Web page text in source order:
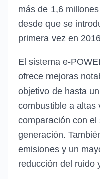
más de 1,6
desde que se
primera vez en
El sistema e-
ofrece mejoras
objetivo de hasta
combustible a altas
comparación con
generación.
emisiones y un
reducción del ruido